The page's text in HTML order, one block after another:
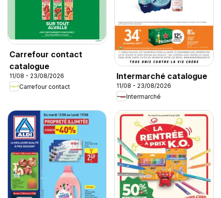
Carrefour contact
catalogue
11/08 - 23/08/2026
Carrefour contact
Intermarché catalogue
11/08 - 23/08/2026
Intermarché